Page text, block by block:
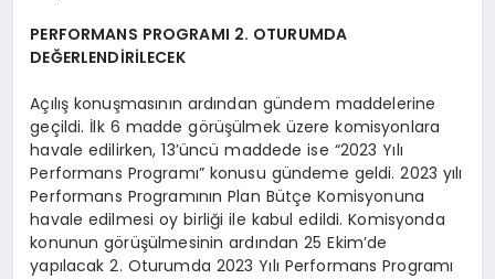
PERFORMANS PROGRAMI 2. OTURUMDA
DEĞERLENDİRİLECEK
Açılış konuşmasının ardından gündem maddelerine
geçildi. İlk 6 madde görüşülmek üzere komisyonlara
havale edilirken, 13’üncü maddede ise “2023 Yılı
Performans Programı” konusu gündeme geldi. 2023 yılı
Performans Programının Plan Bütçe Komisyonuna
havale edilmesi oy birliği ile kabul edildi. Komisyonda
konunun görüşülmesinin ardından 25 Ekim’de
yapılacak 2. Oturumda 2023 Yılı Performans Programı